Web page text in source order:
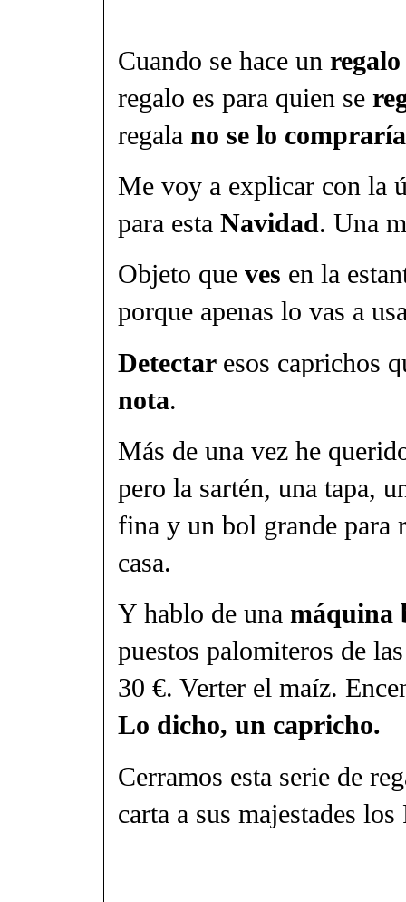
Cuando se hace un regalo
regalo es para quien se
regala no se lo compraría
Me voy a explicar con la
para esta Navidad. Una
Objeto que ves en la
porque apenas lo vas a
Detectar esos caprichos
nota.
Más de una vez he
pero la sartén, una tapa,
fina y un bol grande para
casa.
Y hablo de una máquina
puestos palomiteros de
30 €. Verter el maíz.
Lo dicho, un capricho.
Cerramos esta serie de
carta a sus majestades